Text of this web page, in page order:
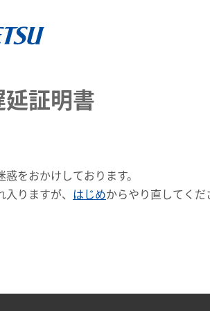
延証明書
惑をおかけしております。
入りますが、 はじめからやり直してくだ